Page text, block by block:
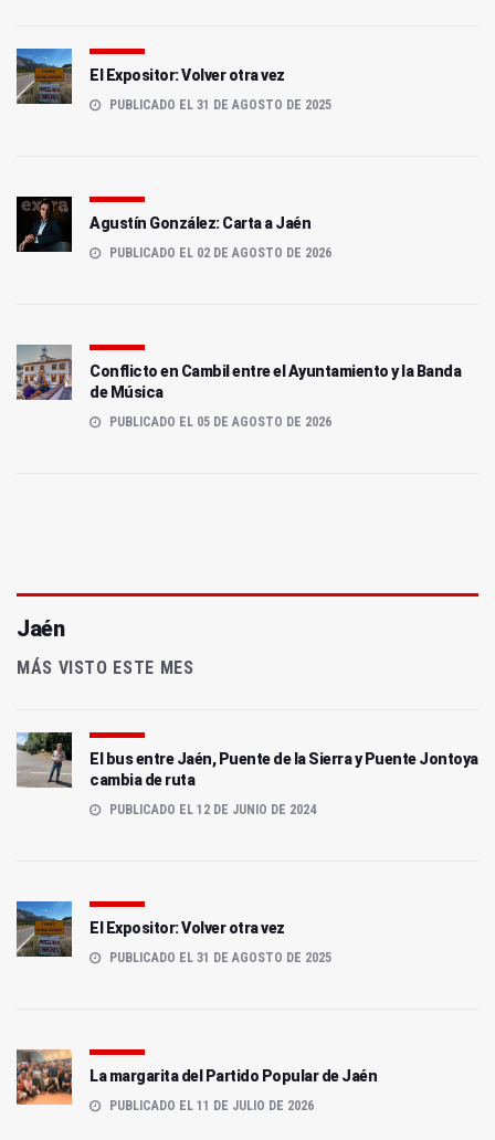
El Expositor: Volver otra vez
PUBLICADO EL 31 DE AGOSTO DE 2025
Agustín González: Carta a Jaén
PUBLICADO EL 02 DE AGOSTO DE 2026
Conflicto en Cambil entre el Ayuntamiento y la Banda
de Música
PUBLICADO EL 05 DE AGOSTO DE 2026
Jaén
MÁS VISTO ESTE MES
El bus entre Jaén, Puente de la Sierra y Puente Jontoya
cambia de ruta
PUBLICADO EL 12 DE JUNIO DE 2024
El Expositor: Volver otra vez
PUBLICADO EL 31 DE AGOSTO DE 2025
La margarita del Partido Popular de Jaén
PUBLICADO EL 11 DE JULIO DE 2026